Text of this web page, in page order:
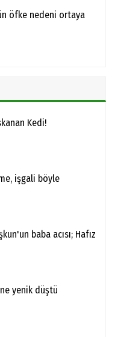
öfke nedeni ortaya
Kedi!
işgali böyle
baba acısı; Hafız
yenik düştü